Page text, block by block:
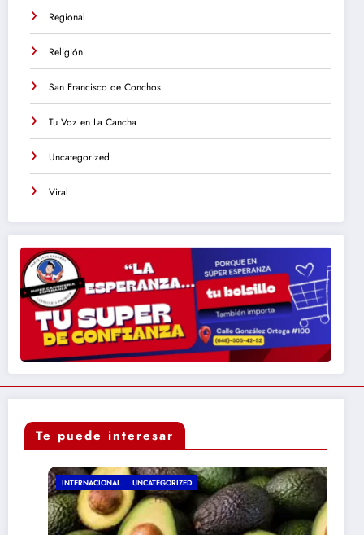
Regional
Religión
San Francisco de Conchos
Tu Voz en La Cancha
Uncategorized
Viral
Te puede interesar
INTERNACIONAL UNCATEGORIZED